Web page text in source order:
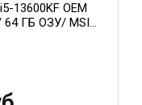
13600KF OEM
64 ГБ ОЗУ/ MSI
256bit 3xDP